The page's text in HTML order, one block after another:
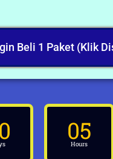
Beli 1 Paket (Klik
05
Hours